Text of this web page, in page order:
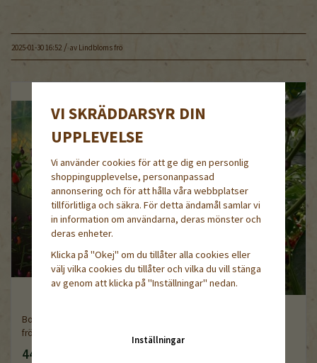
2025-01-30 16:52 / av Lindbloms frö
Bolivian Rainbow, ekologiskt
frö
44 kr
VI SKRÄDDARSYR DIN
UPPLEVELSE
Vi använder cookies för att ge dig en personlig
shoppingupplevelse, personanpassad
annonsering och för att hålla våra webbplatser
tillförlitliga och säkra. För detta ändamål samlar vi
in information om användarna, deras mönster och
deras enheter.
Klicka på "Okej" om du tillåter alla cookies eller
välj vilka cookies du tillåter och vilka du vill stänga
av genom att klicka på "Inställningar" nedan.
Inställningar